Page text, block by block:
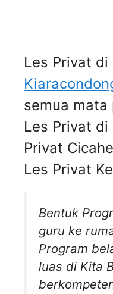
Les Privat
semua mata
Les Privat di
Privat
Les Privat
Bentuk
guru ke
Program
luas di Kita